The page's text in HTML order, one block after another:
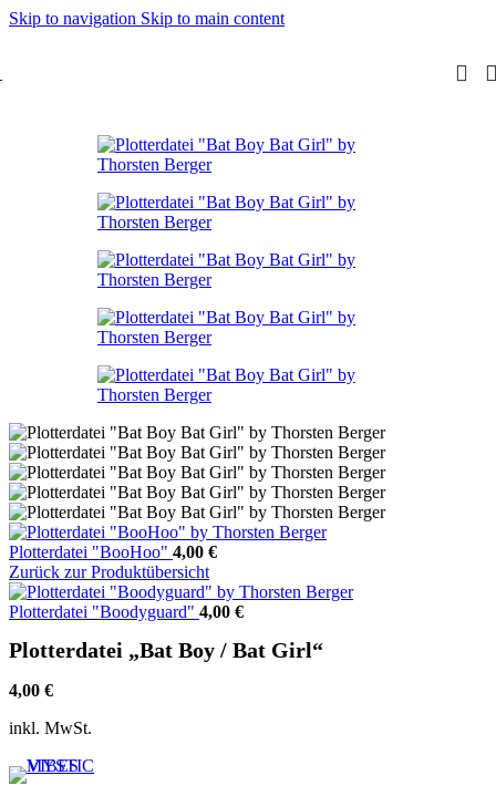
Skip to navigation Skip to main content
Plotterdatei "BooHoo" 4,00 €
Zurück zur Produktübersicht
Plotterdatei "Boodyguard" 4,00 €
Plotterdatei „Bat Boy / Bat Girl“
4,00 €
inkl. MwSt.